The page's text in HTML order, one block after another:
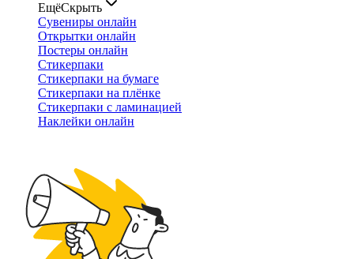
ЕщёСкрыть
Сувениры онлайн
Открытки онлайн
Постеры онлайн
Стикерпаки
Стикерпаки на бумаге
Стикерпаки на плёнке
Стикерпаки с ламинацией
Наклейки онлайн